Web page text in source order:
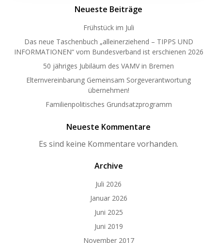
Neueste Beiträge
Frühstück im Juli
Das neue Taschenbuch „alleinerziehend – TIPPS UND
INFORMATIONEN“ vom Bundesverband ist erschienen 2026
50 jähriges Jubiläum des VAMV in Bremen
Elternvereinbarung Gemeinsam Sorgeverantwortung
übernehmen!
Familienpolitisches Grundsatzprogramm
Neueste Kommentare
Es sind keine Kommentare vorhanden.
Archive
Juli 2026
Januar 2026
Juni 2025
Juni 2019
November 2017